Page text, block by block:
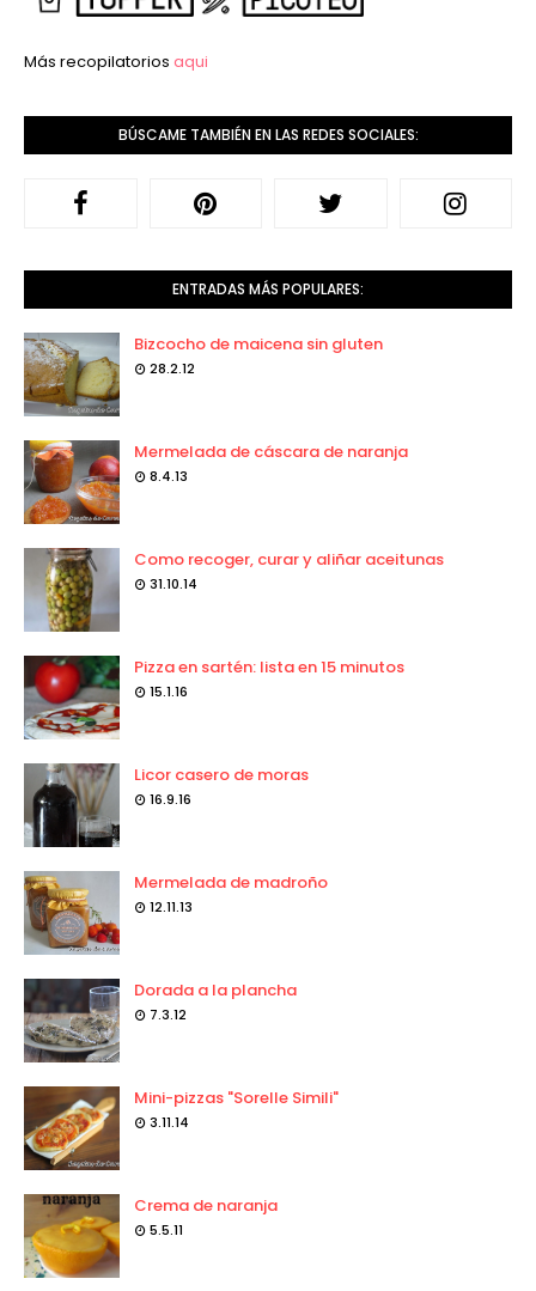
Más recopilatorios aqui
BÚSCAME TAMBIÉN EN LAS REDES SOCIALES:
ENTRADAS MÁS POPULARES:
Bizcocho de maicena sin gluten
28.2.12
Mermelada de cáscara de naranja
8.4.13
Como recoger, curar y aliñar aceitunas
31.10.14
Pizza en sartén: lista en 15 minutos
15.1.16
Licor casero de moras
16.9.16
Mermelada de madroño
12.11.13
Dorada a la plancha
7.3.12
Mini-pizzas "Sorelle Simili"
3.11.14
Crema de naranja
5.5.11